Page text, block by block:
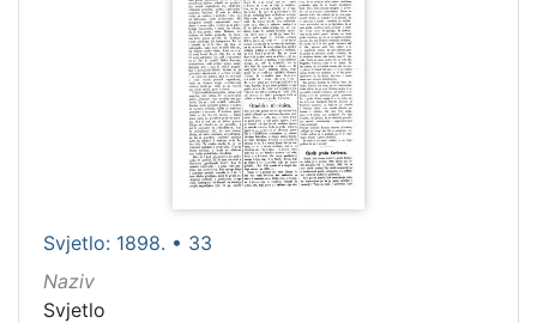
Svjetlo: 1898. • 33
Naziv
Svjetlo